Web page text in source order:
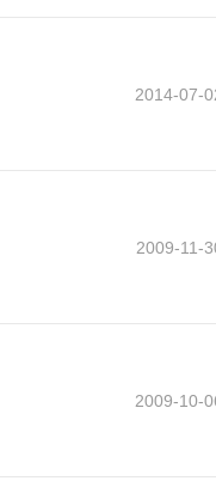
2014-07-
2009-11-
2009-10-